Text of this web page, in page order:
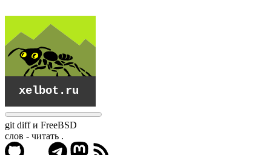
git diff и FreeBSD
слов - читать .